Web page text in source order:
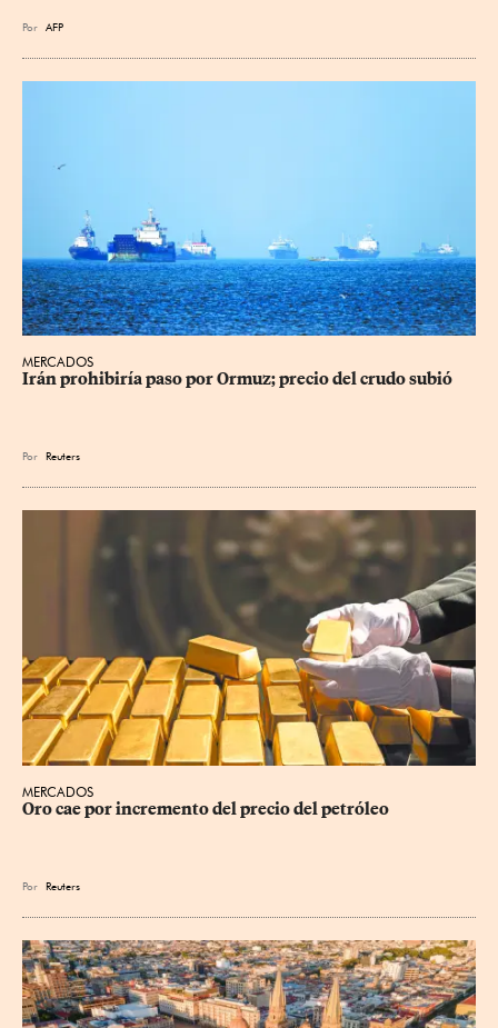
Por AFP
MERCADOS
Irán prohibiría paso por Ormuz; precio del crudo subió
Por Reuters
MERCADOS
Oro cae por incremento del precio del petróleo
Por Reuters